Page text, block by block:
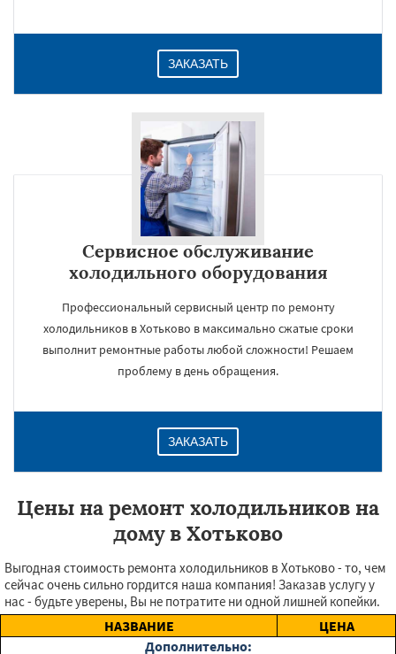
ЗАКАЗАТЬ
Сервисное обслуживание
холодильного оборудования
Профессиональный сервисный центр по ремонту
холодильников в Хотьково в максимально сжатые сроки
выполнит ремонтные работы любой сложности! Решаем
проблему в день обращения.
ЗАКАЗАТЬ
Цены на ремонт холодильников на
дому в Хотьково
Выгодная стоимость ремонта холодильников в Хотьково - то, чем
сейчас очень сильно гордится наша компания! Заказав услугу у
нас - будьте уверены, Вы не потратите ни одной лишней копейки.
НАЗВАНИЕ
ЦЕНА
Дополнительно: